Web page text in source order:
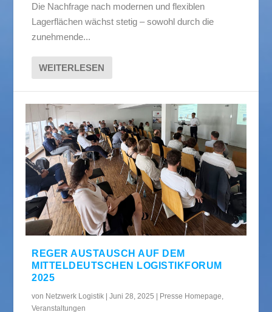
Die Nachfrage nach modernen und flexiblen
Lagerflächen wächst stetig – sowohl durch die
zunehmende...
WEITERLESEN
REGER AUSTAUSCH AUF DEM
MITTELDEUTSCHEN LOGISTIKFORUM
2025
von Netzwerk Logistik |Juni 28, 2025 Presse Homepage,
Veranstaltungen